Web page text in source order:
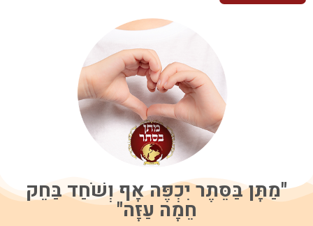
"מַתָּן בַּסֵּתֶר יִכְפֶּה אָף וְשֹׁחַד בַּחֵק
חֵמָה עַזָּה"